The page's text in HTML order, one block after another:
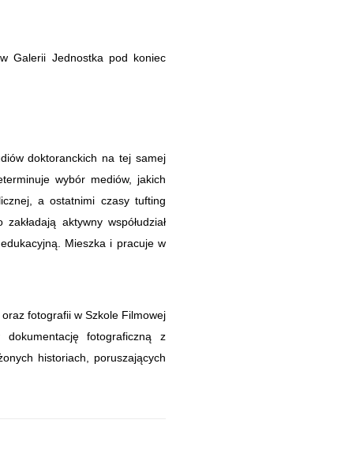
Galerii Jednostka pod koniec
doktoranckich na tej samej
wybór mediów, jakich
a ostatnimi czasy tufting
aktywny współudział
Mieszka i pracuje w
fotografii w Szkole Filmowej
fotograficzną z
historiach, poruszających